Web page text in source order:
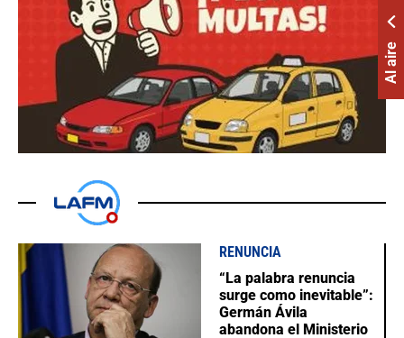
Al aire
RENUNCIA
“La palabra renuncia
surge como inevitable”:
Germán Ávila
abandona el Ministerio